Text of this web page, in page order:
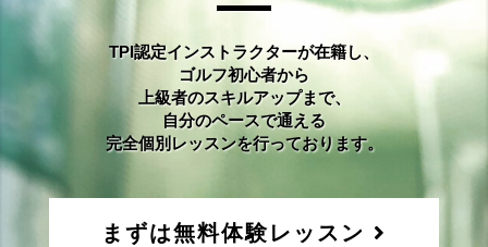
TPI認定インストラクターが在籍し、
ゴルフ初心者から
上級者のスキルアップまで、
自分のペースで通える
完全個別レッスンを行っております。
まずは無料体験レッスン